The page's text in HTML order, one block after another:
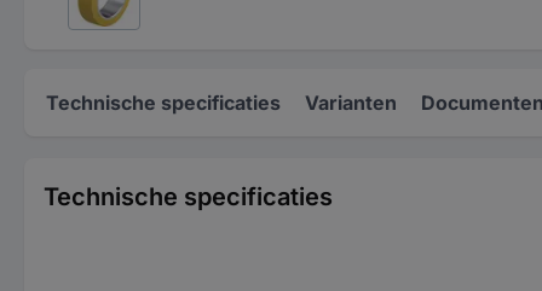
Technische specificaties Varianten
Technische specificaties